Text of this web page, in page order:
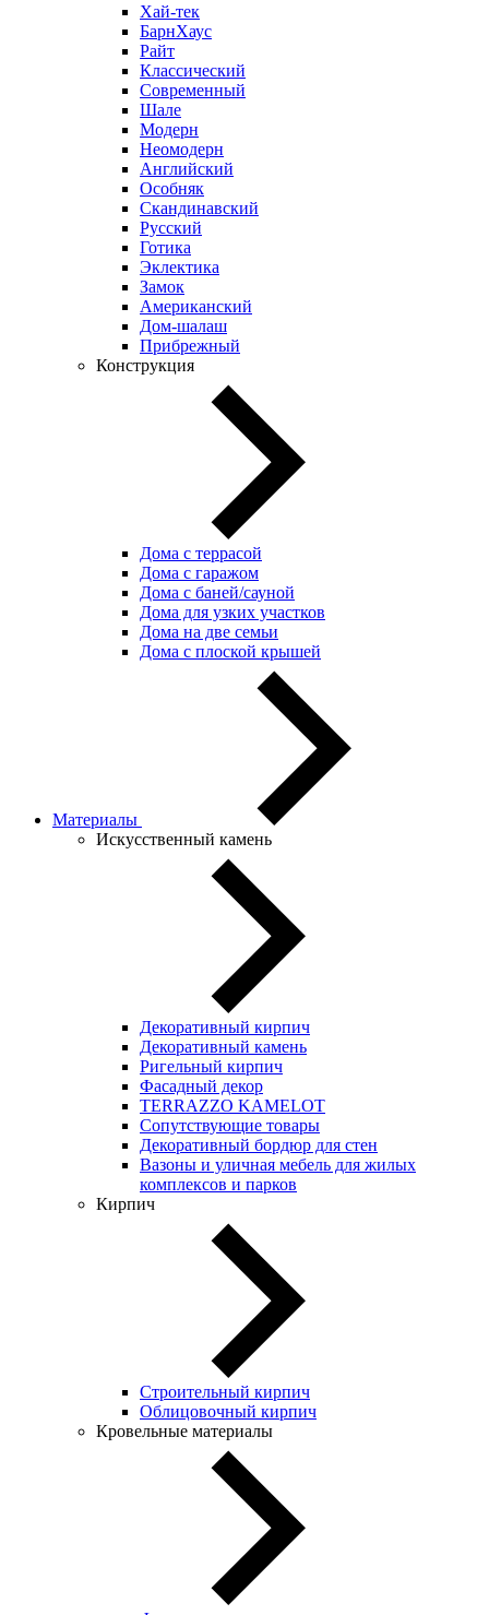
Хай-тек
БарнХаус
Райт
Классический
Современный
Шале
Модерн
Неомодерн
Английский
Особняк
Скандинавский
Русский
Готика
Эклектика
Замок
Американский
Дом-шалаш
Прибрежный
Конструкция
Дома с террасой
Дома с гаражом
Дома с баней/сауной
Дома для узких участков
Дома на две семьи
Дома с плоской крышей
Материалы
Искусственный камень
Декоративный кирпич
Декоративный камень
Ригельный кирпич
Фасадный декор
TERRAZZO KAMELOT
Сопутствующие товары
Декоративный бордюр для стен
Вазоны и уличная мебель для жилых
комплексов и парков
Кирпич
Строительный кирпич
Облицовочный кирпич
Кровельные материалы